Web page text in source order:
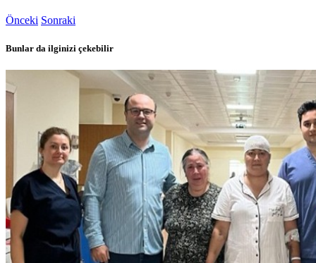
Önceki Sonraki
Bunlar da ilginizi çekebilir